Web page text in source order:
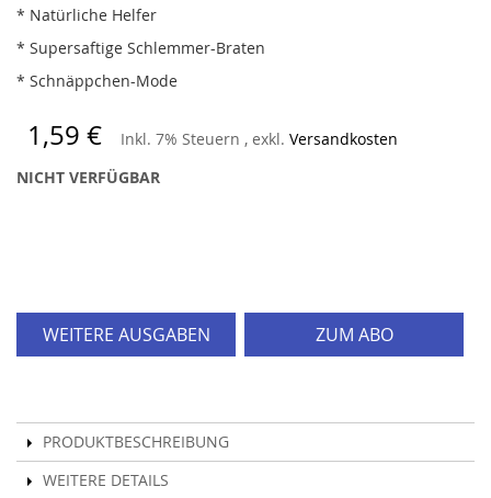
* Natürliche Helfer
* Supersaftige Schlemmer-Braten
* Schnäppchen-Mode
1,59 € Inkl. 7% Steuern , exkl. Versandkosten
NICHT VERFÜGBAR
WEITERE AUSGABEN ZUM ABO
PRODUKTBESCHREIBUNG
WEITERE DETAILS